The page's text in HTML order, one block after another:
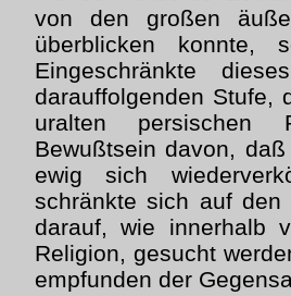
von den großen
überblicken
Eingeschränkte
darauffolgenden Stufe,
uralten persischen
Bewußtsein davon,
ewig sich
schränkte sich auf
darauf, wie innerhalb
Religion, gesucht
empfunden der